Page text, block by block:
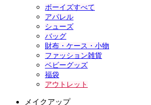
ボーイズすべて
アパレル
シューズ
バッグ
財布・ケース・小物
ファッション雑貨
ベビーグッズ
福袋
アウトレット
メイクアップ